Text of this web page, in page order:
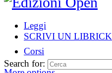
Leggi
SCRIVI UN LIBRICK
Corsi
Search for: